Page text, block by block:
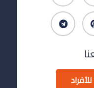
للأفراد